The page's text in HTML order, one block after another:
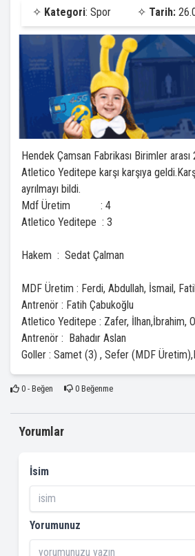
✧ Kategori: Spor ✧ Tarih:
Hendek Çamsan Fabrikası Birimler
Atletico Yeditepe karşı karşıya
ayrılmayı bildi.
Mdf Üretim : 4
Atletico Yeditepe : 3
Hakem : Sedat Çalman
MDF Üretim : Ferdi, Abdullah, İsmail,
Antrenör : Fatih Çabukoğlu
Atletico Yeditepe : Zafer, İlhan,İbrahim,
Antrenör : Bahadır Aslan
Goller : Samet (3) , Sefer (MDF
0- Beğen 0Beğenme
Yorumlar
İsim
Yorumunuz